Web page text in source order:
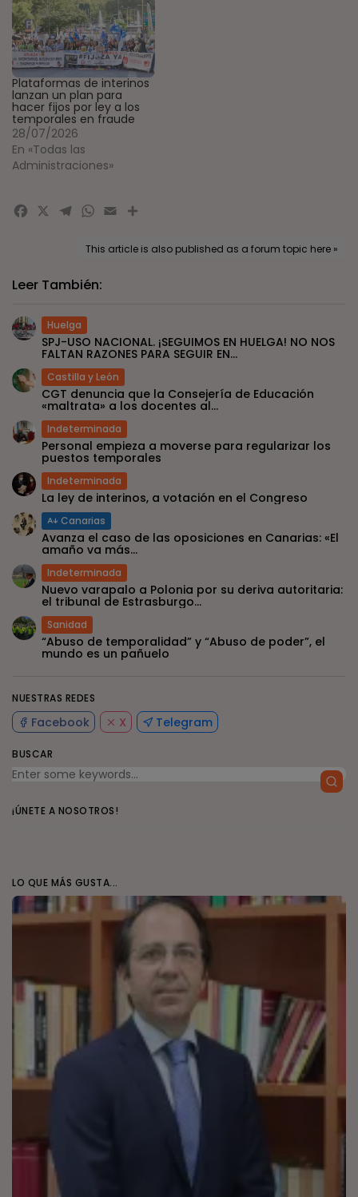
NUESTRAS REDES
Facebook X Telegram
BUSCAR
¡ÚNETE A NOSOTROS!
LO QUE MÁS GUSTA...
Plataformas de interinos
lanzan un plan para
hacer fijos por ley a los
temporales en fraude
28/07/2026
En «Todas las
Administraciones»
Facebook
X Telegram
WhatsApp
EmailCompartir
This article is also published as a forum topic here »
Leer También:
Huelga
SPJ-USO NACIONAL. ¡SEGUIMOS EN HUELGA! NO NOS
FALTAN RAZONES PARA SEGUIR EN...
Castilla y León
CGT denuncia que la Consejería de Educación
«maltrata» a los docentes al...
Indeterminada
Personal empieza a moverse para regularizar los
puestos temporales
Indeterminada
La ley de interinos, a votación en el Congreso
Canarias
Avanza el caso de las oposiciones en Canarias: «El
amaño va más...
Indeterminada
Nuevo varapalo a Polonia por su deriva autoritaria:
el tribunal de Estrasburgo...
Sanidad
“Abuso de temporalidad” y “Abuso de poder”, el
mundo es un pañuelo